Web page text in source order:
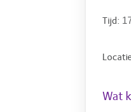
Tijd:
Wat